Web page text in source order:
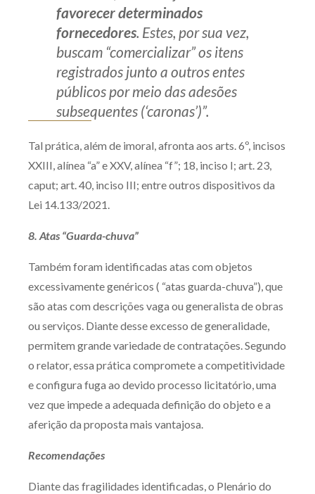
favorecer determinados
fornecedores. Estes, por sua vez,
buscam “comercializar” os itens
registrados junto a outros entes
públicos por meio das adesões
subsequentes (‘caronas’)”.
Tal prática, além de imoral, afronta aos arts. 6º, incisos
XXIII, alínea “a” e XXV, alínea “f”; 18, inciso I; art. 23,
caput; art. 40, inciso III; entre outros dispositivos da
Lei 14.133/2021.
8. Atas “Guarda-chuva”
Também foram identificadas atas com objetos
excessivamente genéricos ( “atas guarda-chuva”), que
são atas com descrições vaga ou generalista de obras
ou serviços. Diante desse excesso de generalidade,
permitem grande variedade de contratações. Segundo
o relator, essa prática compromete a competitividade
e configura fuga ao devido processo licitatório, uma
vez que impede a adequada definição do objeto e a
aferição da proposta mais vantajosa.
Recomendações
Diante das fragilidades identificadas, o Plenário do